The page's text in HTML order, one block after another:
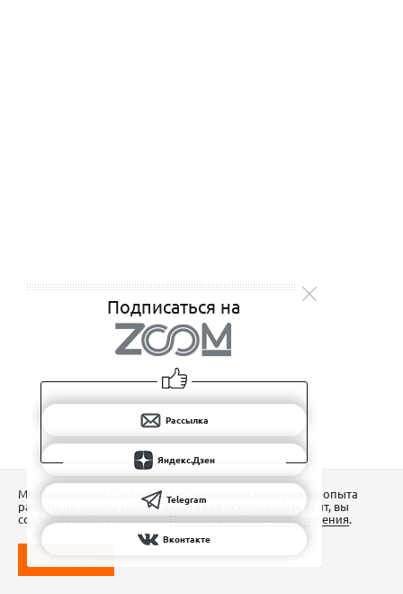
Подписаться на
Рассылка
Яндекс.Дзен
Telegram
Вконтакте
Мы используем Сookies для обеспечения наилучшего опыта
работы на нашем сайте. Продолжая использовать сайт, вы
соглашаетесь с условиямиПользовательского соглашения.
ПОНЯТНО